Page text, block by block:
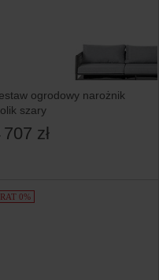
ogrodowy narożnik
szary
707 zł
0%